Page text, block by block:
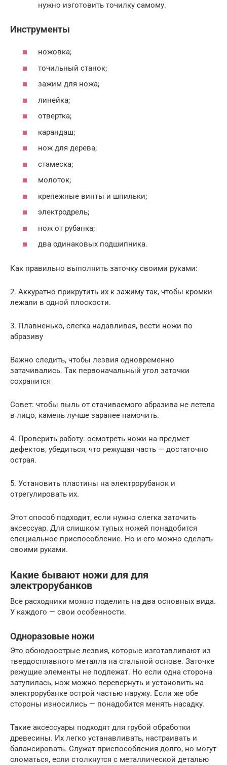
нужно изготовить точилку самому.
Инструменты
ножовка;
точильный станок;
зажим для ножа;
линейка;
отвертка;
карандаш;
нож для дерева;
стамеска;
молоток;
крепежные винты и шпильки;
электродрель;
нож от рубанка;
два одинаковых подшипника.
Как правильно выполнить заточку своими руками:
2. Аккуратно прикрутить их к зажиму так, чтобы кромки
лежали в одной плоскости.
3. Плавненько, слегка надавливая, вести ножи по
абразиву
Важно следить, чтобы лезвия одновременно
затачивались. Так первоначальный угол заточки
сохранится
Совет: чтобы пыль от стачиваемого абразива не летела
в лицо, камень лучше заранее намочить.
4. Проверить работу: осмотреть ножи на предмет
дефектов, убедиться, что режущая часть — достаточно
острая.
5. Установить пластины на электрорубанок и
отрегулировать их.
Этот способ подходит, если нужно слегка заточить
аксессуар. Для слишком тупых ножей понадобится
специальное приспособление. Но и его можно сделать
своими руками.
Какие бывают ножи для для
электрорубанков
Все расходники можно поделить на два основных вида.
У каждого — свои особенности.
Одноразовые ножи
Это обоюдоострые лезвия, которые изготавливают из
твердосплавного металла на стальной основе. Заточке
режущие элементы не подлежат. Но если одна сторона
затупилась, нож можно перевернуть и установить на
электрорубанке острой частью наружу. Если же обе
стороны износились — понадобится менять насадку.
Такие аксессуары подходят для грубой обработки
древесины. Их легко устанавливать, настраивать и
балансировать. Служат приспособления долго, но могут
сломаться, если столкнутся с металлической деталью